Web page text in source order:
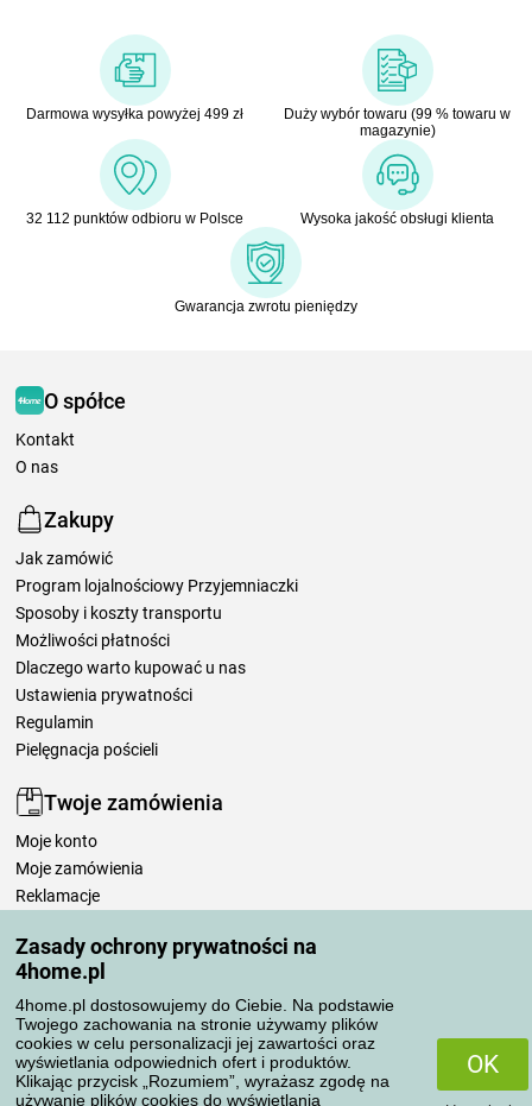
Zasady ochrony prywatności na
4home.pl
4home.pl dostosowujemy do Ciebie. Na podstawie
Twojego zachowania na stronie używamy plików
cookies w celu personalizacji jej zawartości oraz
wyświetlania odpowiednich ofert i produktów.
Klikając przycisk „Rozumiem”, wyrażasz zgodę na
używanie plików cookies do wyświetlania
OK
Darmowa wysyłka powyżej 499 zł
Duży wybór towaru (99 % towaru w
magazynie)
32 112 punktów odbioru w Polsce Wysoka jakość obsługi klienta
Gwarancja zwrotu pieniędzy
O spółce
Kontakt
O nas
Zakupy
Jak zamówić
Program lojalnościowy Przyjemniaczki
Sposoby i koszty transportu
Możliwości płatności
Dlaczego warto kupować u nas
Ustawienia prywatności
Regulamin
Pielęgnacja pościeli
Twoje zamówienia
Moje konto
Moje zamówienia
Reklamacje
Zasady przetwarzania recenzji
Sposoby transportu
Metody płatności